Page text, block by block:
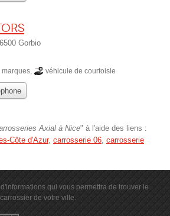
Gorbio
marques véhicule de courtoisie
Axial à Nice" à l'aide des liens :
Côte d'Azur, carrosserie 06, carrosserie
qui vous permettra de trouver le
carrossier de votre ville.